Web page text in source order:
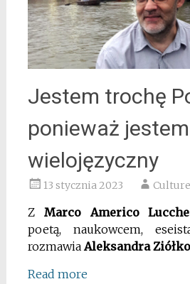
Jestem trochę
ponieważ jestem
wielojęzyczny
13 stycznia 2023
Z Marco Americo
poetą, naukowcem,
rozmawia Aleksandra
Read more